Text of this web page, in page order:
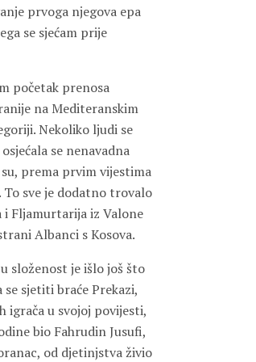
prvoga njegova epa
se sjećam prije
početak prenosa
na Mediteranskim
Nekoliko ljudi se
se nenavadna
prema prvim vijestima
To sve je dodatno trovalo
i Fljamurtarija iz Valone
Albanci s Kosova.
složenost je išlo još što
sjetiti braće Prekazi,
igrača u svojoj povijesti,
bio Fahrudin Jusufi,
od djetinjstva živio